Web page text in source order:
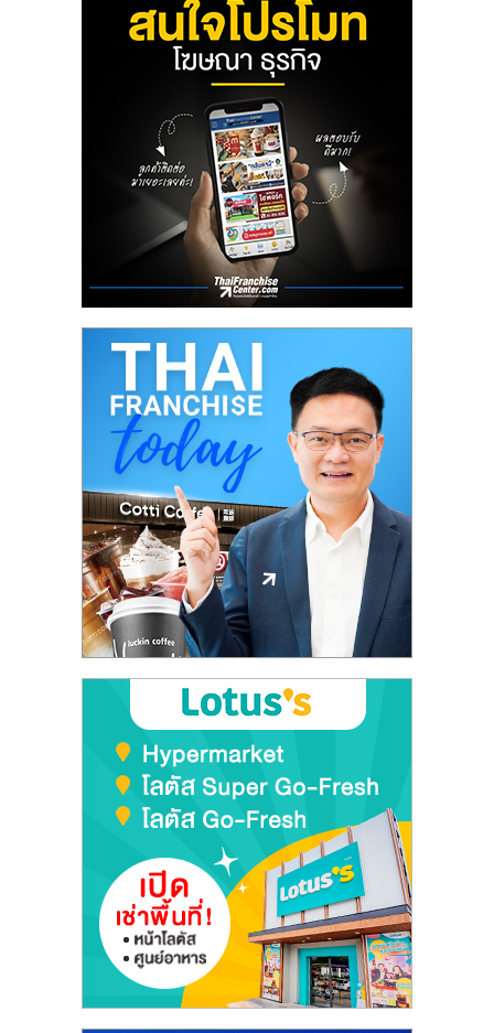
ปรึกษา
การ
ลงทุน
และ
ขยาย
ไชส์,